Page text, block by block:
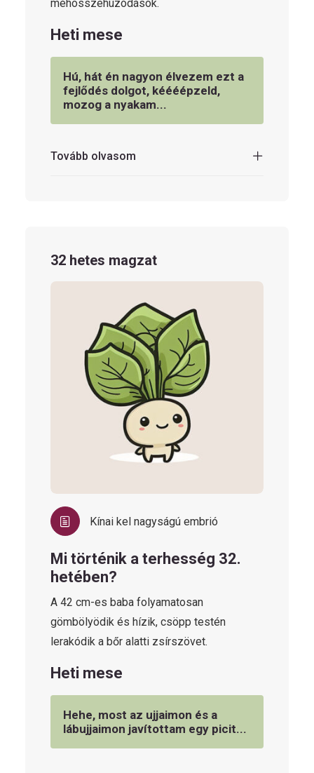
méhösszehúzódások.
Heti mese
Hú, hát én nagyon élvezem ezt a
fejlődés dolgot, kéééépzeld,
mozog a nyakam...
Tovább olvasom
32 hetes magzat
Kínai kel nagyságú embrió
Mi történik a terhesség 32.
hetében?
A 42 cm-es baba folyamatosan
gömbölyödik és hízik, csöpp testén
lerakódik a bőr alatti zsírszövet.
Heti mese
Hehe, most az ujjaimon és a
lábujjaimon javítottam egy picit...